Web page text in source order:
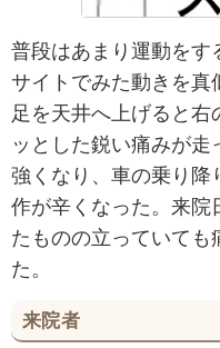
普段はあまり運動を
サイトでみた動きを真
足を天井へ上げると
ッとした鋭い痛みが
強くなり、車の乗り降
作が辛くなった。来院
たものの立っていて
た。
来院者